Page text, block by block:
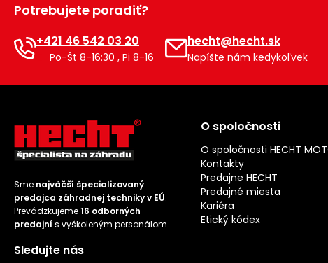
Potrebujete poradiť?
+421 46 542 03 20
Po-Št 8-16:30 , Pi 8-16
hecht@hecht.sk
Napíšte nám kedykoľvek
Sme najväčší špecializovaný
predajca záhradnej techniky v EÚ.
Prevádzkujeme16 odborných
predajní s vyškoleným personálom.
Sledujte nás
O spoločnosti
O spoločnosti HECHT
Kontakty
Predajne HECHT
Predajné miesta
Kariéra
Etický kódex